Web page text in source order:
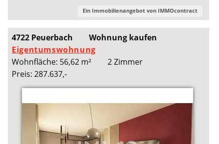
Ein Immobilienangebot von IMMOcontract
4722 Peuerbach
Wohnung kaufen
Eigentumswohnung
Wohnfläche: 56,62 m²
2 Zimmer
Preis: 287.637,-